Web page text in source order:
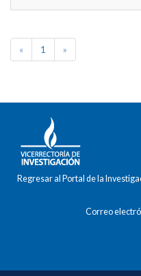
« 1 »
Regresar al Portal de la
Correo